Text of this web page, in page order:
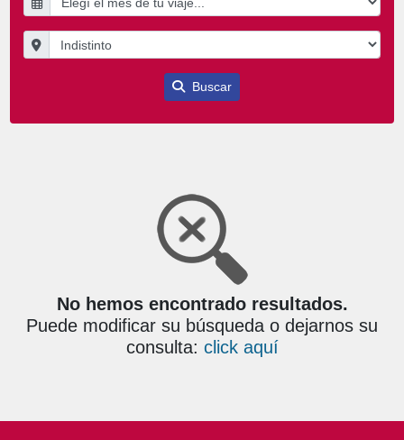
Buscar
No hemos encontrado resultados.
Puede modificar su búsqueda o dejarnos su
consulta: click aquí